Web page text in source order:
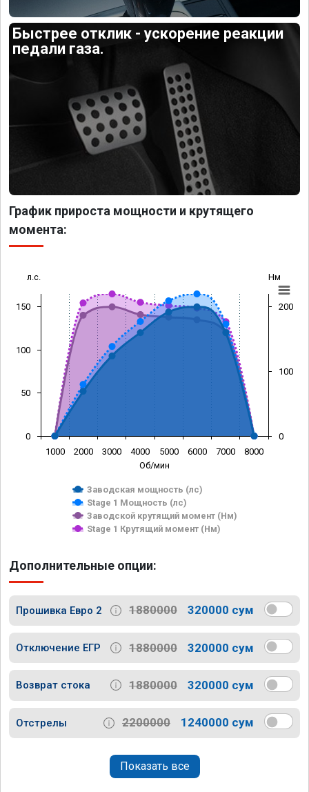
Быстрее отклик - ускорение реакции
педали газа.
График прироста мощности и крутящего
момента:
Об/мин
л.с. Нм
Заводская мощность (лс)
Stage 1 Мощность (лс)
Заводской крутящий момент (Нм)
Stage 1 Крутящий момент (Нм)
1000 2000 3000 4000 5000 6000 7000 8000
0
50
100
150
0
100
200
Дополнительные опции:
Прошивка Евро 2 1880000 320000 сум
Отключение ЕГР 1880000 320000 сум
Возврат стока 1880000 320000 сум
Отстрелы 2200000 1240000 сум
Показать все